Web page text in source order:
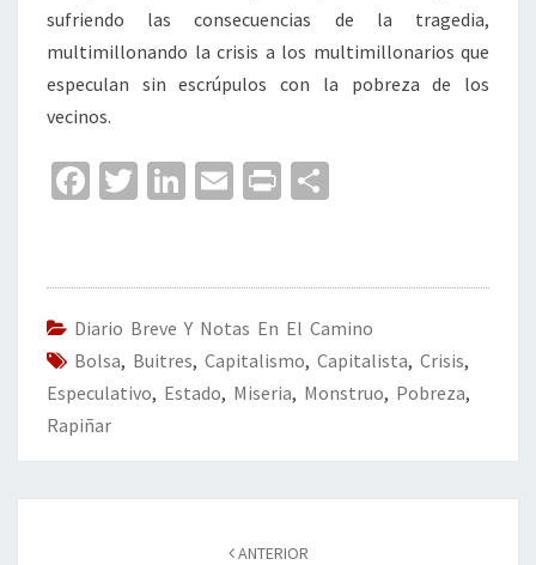
sufriendo las consecuencias de la tragedia,
multimillonando la crisis a los multimillonarios que
especulan sin escrúpulos con la pobreza de los
vecinos.
Fa
o
o
k
T
er
Li
dI
n
E
l
Pr
p
ar
tir
Diario Breve Y Notas En El Camino
Bolsa, Buitres, Capitalismo, Capitalista, Crisis,
Especulativo, Estado, Miseria, Monstruo, Pobreza,
Rapiñar
ANTERIOR